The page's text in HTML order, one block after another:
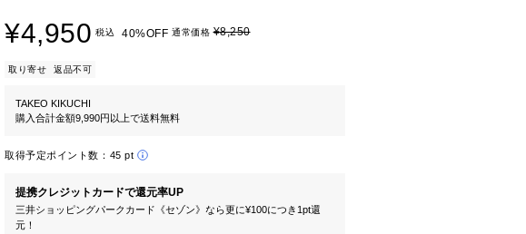
¥4,950 税込 40%OFF 通常価格¥8,250
取り寄せ 返品不可
TAKEO KIKUCHI
購入合計金額9,990円以上で送料無料
取得予定ポイント数： 45 pt
提携クレジットカードで還元率UP
三井ショッピングパークカード《セゾン》なら更に¥100につき1pt還
元！